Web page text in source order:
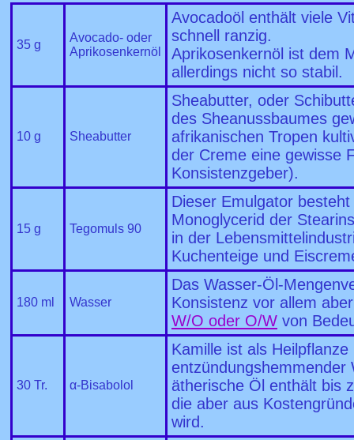
35 g
Avocado- oder
Aprikosenkernöl
Avocadoöl enthält viele
schnell ranzig.
Aprikosenkernöl ist dem
allerdings nicht so stabil.
10 g Sheabutter
Sheabutter, oder
des Sheanussbaumes
afrikanischen Tropen
der Creme eine gewisse
Konsistenzgeber).
15 g Tegomuls 90
Dieser Emulgator
Monoglycerid der
in der
Kuchenteige und
180 ml Wasser
Das Wasser-Öl-
Konsistenz vor allem
W/O oder O/W von
30 Tr. α-Bisabolol
Kamille ist als
entzündungshemmender
ätherische Öl enthält bis
die aber aus
wird.